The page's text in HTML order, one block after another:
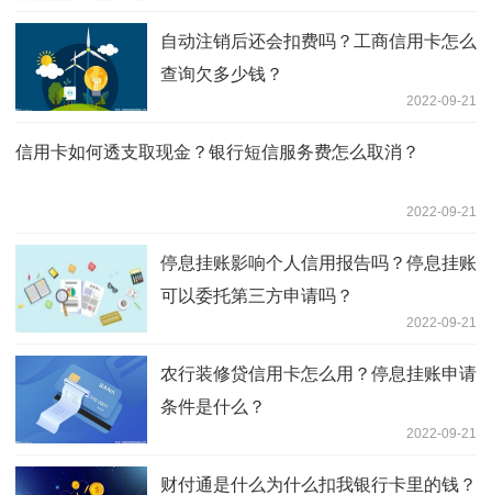
自动注销后还会扣费吗？工商信用卡怎么
查询欠多少钱？
2022-09-21
信用卡如何透支取现金？银行短信服务费怎么取消？
2022-09-21
停息挂账影响个人信用报告吗？停息挂账
可以委托第三方申请吗？
2022-09-21
农行装修贷信用卡怎么用？停息挂账申请
条件是什么？
2022-09-21
财付通是什么为什么扣我银行卡里的钱？